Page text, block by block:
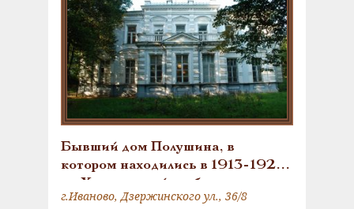
Бывший дом Полушина, в
котором находились в 1913-1921
гг. Хуторовский клуб подростков,
«Союз рабочей молодежи 1-го
г.Иваново, Дзержинского ул., 36/8